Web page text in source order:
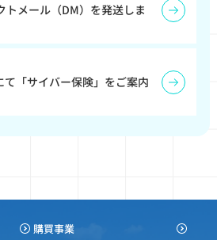
トメール（DM）を発送しま
て「サイバー保険」をご案内
購買事業